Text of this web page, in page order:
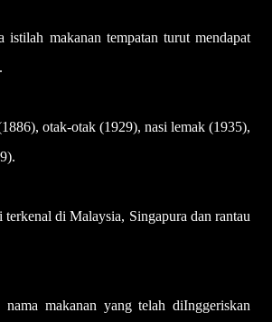
istilah makanan tempatan turut mendapat
otak-otak (1929), nasi lemak (1935),
terkenal di Malaysia, Singapura dan rantau
makanan yang telah diInggeriskan